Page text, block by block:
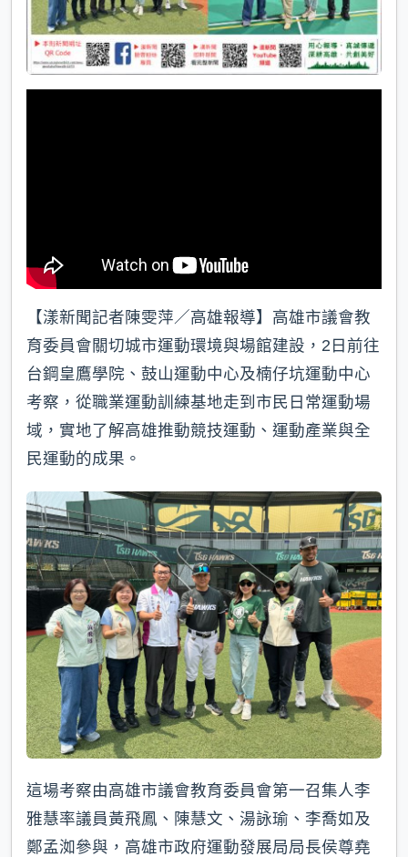
【漾新聞記者陳雯萍／高雄報導】高雄市議會教
育委員會關切城市運動環境與場館建設，2日前往
台鋼皇鷹學院、鼓山運動中心及楠仔坑運動中心
考察，從職業運動訓練基地走到市民日常運動場
域，實地了解高雄推動競技運動、運動產業與全
民運動的成果。
這場考察由高雄市議會教育委員會第一召集人李
雅慧率議員黃飛鳳、陳慧文、湯詠瑜、李喬如及
鄭孟洳參與，高雄市政府運動發展局局長侯尊堯